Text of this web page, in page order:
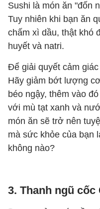
Sushi là món ăn "đốn
Tuy nhiên khi bạn ăn
chấm xì dầu, thật khó
huyết và natri.
Để giải quyết cảm
Hãy giảm bớt lượng
béo ngậy, thêm vào
với mù tạt xanh và
món ăn sẽ trở nên
mà sức khỏe của bạn
không nào?
3. Thanh ngũ cốc